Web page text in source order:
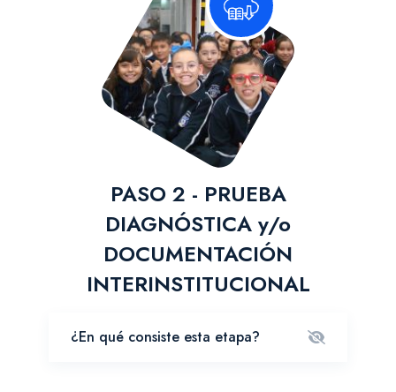
PASO 2 - PRUEBA
DIAGNÓSTICA y/o
DOCUMENTACIÓN
INTERINSTITUCIONAL
¿En qué consiste esta etapa?